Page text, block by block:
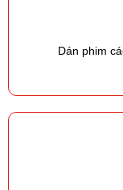
Dán phim